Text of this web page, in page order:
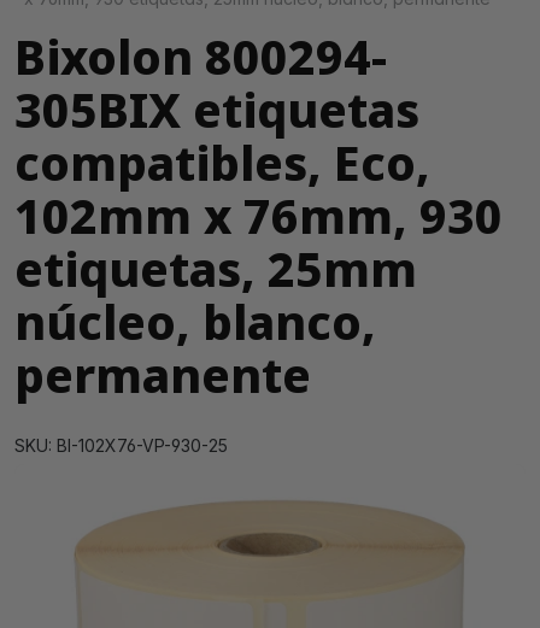
Bixolon 800294-
305BIX etiquetas
compatibles, Eco,
102mm x 76mm, 930
etiquetas, 25mm
núcleo, blanco,
permanente
SKU: BI-102X76-VP-930-25